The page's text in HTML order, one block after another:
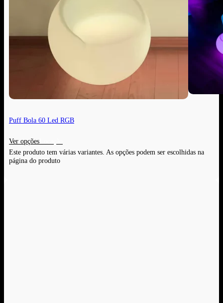
Puff Bola 60 Led RGB
Ver opções
Este produto tem várias variantes. As opções podem ser escolhidas na
página do produto